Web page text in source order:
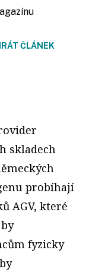
ČLÁNEK
skladech
probíhají
AGV, které
fyzicky